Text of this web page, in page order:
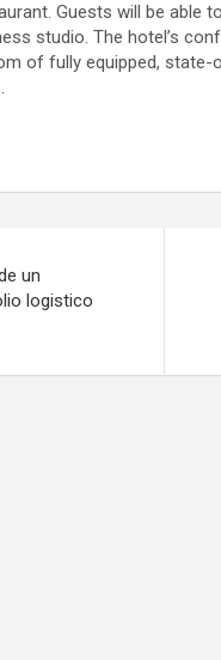
Guests will be able
studio. The hotel’s
of fully equipped,
un
logistico